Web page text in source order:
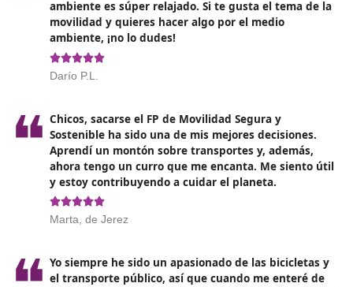
Temas del curso
Asistencia Inicial
Circulación y tránsito de vehículos motorizados en
carreteras
Conocimientos fundamentales sobre automóviles